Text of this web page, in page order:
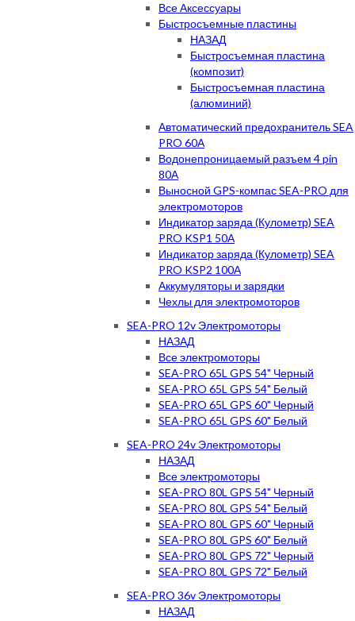
Все Аксессуары
Быстросъемные пластины
НАЗАД
Быстросъемная пластина
(композит)
Быстросъемная пластина
(алюминий)
Автоматический предохранитель SEA
PRO 60А
Водонепроницаемый разъем 4 pin
80А
Выносной GPS-компас SEA-PRO для
электромоторов
Индикатор заряда (Кулометр) SEA
PRO KSP1 50А
Индикатор заряда (Кулометр) SEA
PRO KSP2 100А
Аккумуляторы и зарядки
Чехлы для электромоторов
SEA-PRO 12v Электромоторы
НАЗАД
Все электромоторы
SEA-PRO 65L GPS 54" Черный
SEA-PRO 65L GPS 54" Белый
SEA-PRO 65L GPS 60" Черный
SEA-PRO 65L GPS 60" Белый
SEA-PRO 24v Электромоторы
НАЗАД
Все электромоторы
SEA-PRO 80L GPS 54" Черный
SEA-PRO 80L GPS 54" Белый
SEA-PRO 80L GPS 60" Черный
SEA-PRO 80L GPS 60" Белый
SEA-PRO 80L GPS 72" Черный
SEA-PRO 80L GPS 72" Белый
SEA-PRO 36v Электромоторы
НАЗАД